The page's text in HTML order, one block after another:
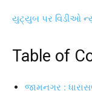
યુટ્યુબ પર વિડીઓ
Table of
જામનગર :